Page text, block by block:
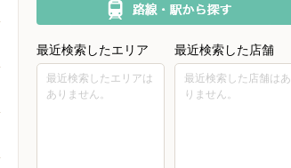
最近検索したエリア
最近検索したエリアは
ありません。
最近検索した店舗
最近検索した店舗はあ
りません。